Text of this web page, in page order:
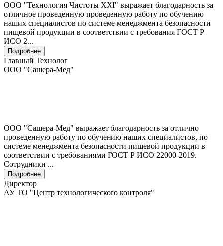
ООО "Технология Чистоты XXI" выражает благодарность за
отличное проведенную проведенную работу по обучению
наших специалистов по системе менеджмента безопасности
пищевой продукции в соответствии с требования ГОСТ Р
ИСО 2...
Подробнее
Главный Технолог
ООО "Сашера-Мед"
ООО "Сашера-Мед" выражает благодарность за отлично
проведенную работу по обучению наших специалистов, по
системе менеджмента безопасности пищевой продукции в
соответствии с требованиями ГОСТ Р ИСО 22000-2019.
Сотрудники ...
Подробнее
Директор
АУ ТО "Центр технологического контроля"